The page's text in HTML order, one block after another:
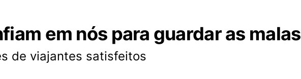
em nós para guardar as malas
de viajantes satisfeitos